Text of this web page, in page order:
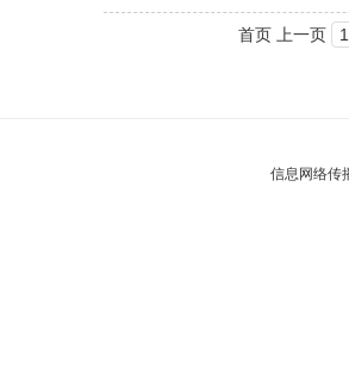
首页 上一页 1
信息网络传